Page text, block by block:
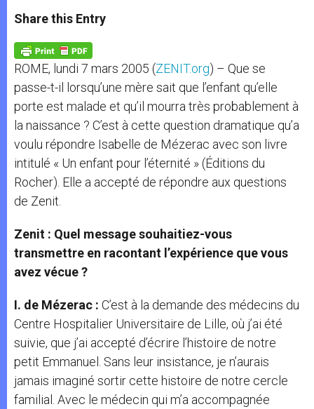
t
s
p
p
s
e
g
e
r
e
b
o
k
Share this Entry
ROME, lundi 7 mars 2005 (ZENIT.org) – Que se
passe-t-il lorsqu’une mère sait que l’enfant qu’elle
porte est malade et qu’il mourra très probablement à
la naissance ? C’est à cette question dramatique qu’a
voulu répondre Isabelle de Mézerac avec son livre
intitulé « Un enfant pour l’éternité » (Éditions du
Rocher). Elle a accepté de répondre aux questions
de Zenit.
Zenit : Quel message souhaitiez-vous
transmettre en racontant l’expérience que vous
avez vécue ?
I. de Mézerac : C’est à la demande des médecins du
Centre Hospitalier Universitaire de Lille, où j’ai été
suivie, que j’ai accepté d’écrire l’histoire de notre
petit Emmanuel. Sans leur insistance, je n’aurais
jamais imaginé sortir cette histoire de notre cercle
familial. Avec le médecin qui m’a accompagnée